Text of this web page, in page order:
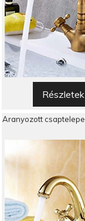
Részletek
Aranyozott